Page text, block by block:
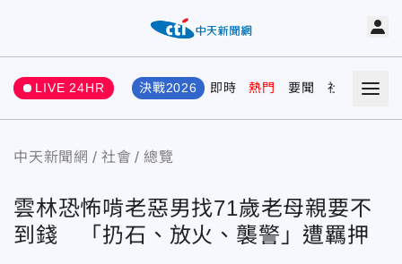
LIVE 24HR 決戰2026 即時 熱門 要聞 社會 娛樂
中天新聞網 社會 總覽
雲林恐怖啃老惡男找71歲老母親要不
到錢 「扔石、放火、襲警」遭羈押